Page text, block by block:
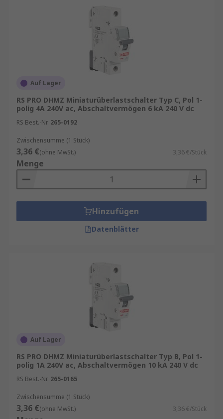
Auf Lager
RS PRO DHMZ Miniaturüberlastschalter Typ C, Pol 1-
polig 4A 240V ac, Abschaltvermögen 6 kA 240 V dc
RS Best.-Nr. 265-0192
Zwischensumme (1 Stück)
3,36 €(ohne MwSt.) 3,36 €/Stück
Menge
Hinzufügen
Datenblätter
Auf Lager
RS PRO DHMZ Miniaturüberlastschalter Typ B, Pol 1-
polig 1A 240V ac, Abschaltvermögen 10 kA 240 V dc
RS Best.-Nr. 265-0165
Zwischensumme (1 Stück)
3,36 €(ohne MwSt.) 3,36 €/Stück